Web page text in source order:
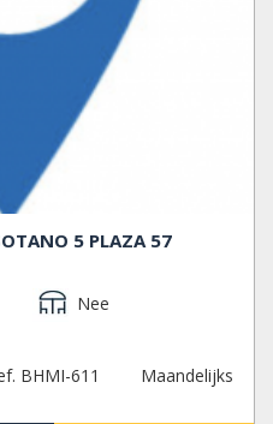
5 PLAZA 57
Nee
BHMI-611
Maandelijks